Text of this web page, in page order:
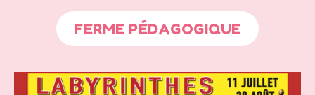
FERME PÉDAGOGIQUE